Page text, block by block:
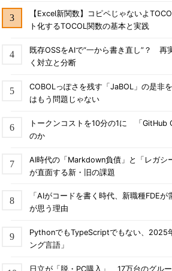
【Excel新関数】コピペじゃないよ
ト化するTOCOL関数の基本と実践
既存OSSをAIで“一から書き直し”？ 再
く対立と分断
COBOLっぽさを残す「JaBOL」の是
はもう問題じゃない
トークンコストを10分の1に 「GitHub
のか
AI時代の「Markdown負債」と「レガシ
が直面する新・旧の課題
「AIがコードを書く時代、新職種FDE
が思う理由
PythonでもTypeScriptでもない、2025
ング言語」
日立が「脱・PC購入」 17万台のグル